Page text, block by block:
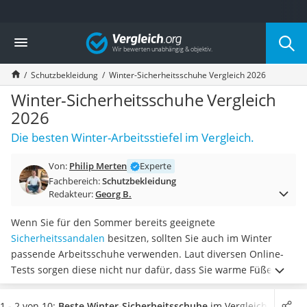
Die beliebtesten Vergleiche nach Kategorie
Baumarkt
Tresor feuerfest
Makita-Akku-Rasenmäher
Kappsäge
Smartes Türschloss
Akku-Rasentrimmer
Feuchtigkeitsmessgerät
Split-Klimaanlage 2 Innengeräte
Pelletofen
Bohrmaschine
Fliesenschneider
Hochdruckreiniger
Doppelschleifer
Überwachungskamera
Benzinrasenmäher mit Elektrostart
Vergleich
Schutzbekleidung Winter-Sicherheitsschuhe Vergleich 2026
Winter-Sicherheitsschuhe Vergleich
2026
Die besten Winter-Arbeitsstiefel im Vergleich.
Von: Philip Merten
Experte
Fachbereich:Schutzbekleidung
Redakteur:Georg B.
Wenn Sie für den Sommer bereits geeignete
Sicherheitssandalen besitzen, sollten Sie auch im Winter
passende Arbeitsschuhe verwenden. Laut diversen Online-
Tests sorgen diese nicht nur dafür, dass Sie warme Füße
haben,sondern auch vor Verletzungen geschützt sind.
Winter-Sicherheitsschuhe sind somit für den Arbeitsalltag bei